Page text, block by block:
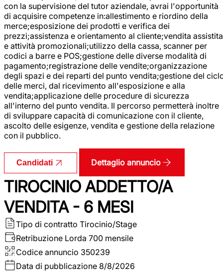
con la supervisione del tutor aziendale, avrai l'opportunità
di acquisire competenze in:allestimento e riordino della
merce;esposizione dei prodotti e verifica dei
prezzi;assistenza e orientamento al cliente;vendita assistita
e attività promozionali;utilizzo della cassa, scanner per
codici a barre e POS;gestione delle diverse modalità di
pagamento;registrazione delle vendite;organizzazione
degli spazi e dei reparti del punto vendita;gestione del
delle merci, dal ricevimento all'esposizione e alla
vendita;applicazione delle procedure di sicurezza
all'interno del punto vendita. Il percorso permetterà inoltre
di sviluppare capacità di comunicazione con il cliente,
ascolto delle esigenze, vendita e gestione della relazione
con il pubblico.
Candidati Dettaglio annuncio
TIROCINIO ADDETTO/A
VENDITA - 6 MESI
Tipo di contratto Tirocinio/Stage
Retribuzione Lorda 700 mensile
Codice annuncio 350239
Data di pubblicazione 8/8/2026